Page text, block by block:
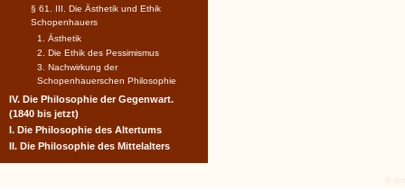
§ 61. III. Die Ästhetik und Ethik
Schopenhauers
1. Ästhetik
2. Die Ethik des Pessimismus
3. Nachwirkung der
Schopenhauerschen Philosophie
IV. Die Philosophie der Gegenwart.
(1840 bis jetzt)
I. Die Philosophie des Altertums
II. Die Philosophie des Mittelalters